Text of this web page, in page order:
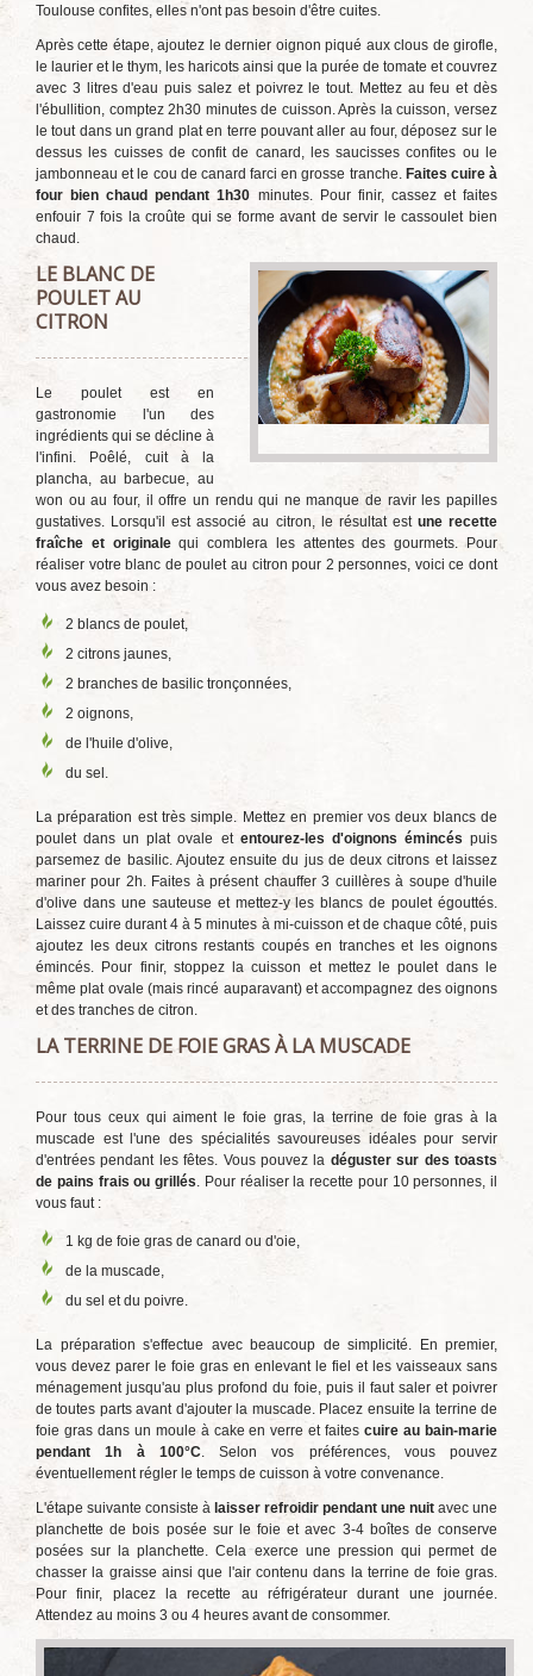
Toulouse confites, elles n'ont pas besoin d'être cuites.
Après cette étape, ajoutez le dernier oignon piqué aux clous de girofle,
le laurier et le thym, les haricots ainsi que la purée de tomate et couvrez
avec 3 litres d'eau puis salez et poivrez le tout. Mettez au feu et dès
l'ébullition, comptez 2h30 minutes de cuisson. Après la cuisson, versez
le tout dans un grand plat en terre pouvant aller au four, déposez sur le
dessus les cuisses de confit de canard, les saucisses confites ou le
jambonneau et le cou de canard farci en grosse tranche. Faites cuire à
four bien chaud pendant 1h30 minutes. Pour finir, cassez et faites
enfouir 7 fois la croûte qui se forme avant de servir le cassoulet bien
chaud.
LE BLANC DE
POULET AU
CITRON
Le poulet est en
gastronomie l'un des
ingrédients qui se décline à
l'infini. Poêlé, cuit à la
plancha, au barbecue, au
won ou au four, il offre un rendu qui ne manque de ravir les papilles
gustatives. Lorsqu'il est associé au citron, le résultat est une recette
fraîche et originalequi comblera les attentes des gourmets. Pour
réaliser votre blanc de poulet au citron pour 2 personnes, voici ce dont
vous avez besoin :
2 blancs de poulet,
2 citrons jaunes,
2 branches de basilic tronçonnées,
2 oignons,
de l'huile d'olive,
du sel.
La préparation est très simple. Mettez en premier vos deux blancs de
poulet dans un plat ovale et entourez-les d'oignons émincés puis
parsemez de basilic. Ajoutez ensuite du jus de deux citrons et laissez
mariner pour 2h. Faites à présent chauffer 3 cuillères à soupe d'huile
d'olive dans une sauteuse et mettez-y les blancs de poulet égouttés.
Laissez cuire durant 4 à 5 minutes à mi-cuisson et de chaque côté, puis
ajoutez les deux citrons restants coupés en tranches et les oignons
émincés. Pour finir, stoppez la cuisson et mettez le poulet dans le
même plat ovale (mais rincé auparavant) et accompagnez des oignons
et des tranches de citron.
LA TERRINE DE FOIE GRAS À LA MUSCADE
Pour tous ceux qui aiment le foie gras, la terrine de foie gras à la
muscade est l'une des spécialités savoureuses idéales pour servir
d'entrées pendant les fêtes. Vous pouvez la déguster sur des toasts
de pains frais ou grillés. Pour réaliser la recette pour 10 personnes, il
vous faut :
1 kg de foie gras de canard ou d'oie,
de la muscade,
du sel et du poivre.
La préparation s'effectue avec beaucoup de simplicité. En premier,
vous devez parer le foie gras en enlevant le fiel et les vaisseaux sans
ménagement jusqu'au plus profond du foie, puis il faut saler et poivrer
de toutes parts avant d'ajouter la muscade. Placez ensuite la terrine de
foie gras dans un moule à cake en verre et faitescuire au bain-marie
pendant 1h à 100°C. Selon vos préférences, vous pouvez
éventuellement régler le temps de cuisson à votre convenance.
L'étape suivante consiste à laisser refroidir pendant une nuit avec une
planchette de bois posée sur le foie et avec 3-4 boîtes de conserve
posées sur la planchette. Cela exerce une pression qui permet de
chasser la graisse ainsi que l'air contenu dans la terrine de foie gras.
Pour finir, placez la recette au réfrigérateur durant une journée.
Attendez au moins 3 ou 4 heures avant de consommer.